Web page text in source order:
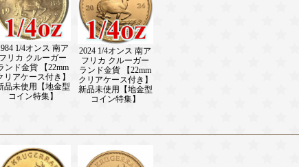
1/4オンス 南ア
フリカ クルーガー
ンド金貨 【22mm
リアケース付き】
品未使用【地金型
コイン特集】
2024 1/4オンス 南ア
フリカ クルーガー
ランド金貨 【22mm
クリアケース付き】
新品未使用【地金型
コイン特集】